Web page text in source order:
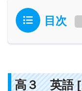
目次
高３ 英語 [